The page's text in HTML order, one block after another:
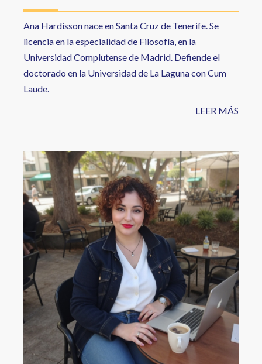
Ana Hardisson nace en Santa Cruz de Tenerife. Se
licencia en la especialidad de Filosofía, en la
Universidad Complutense de Madrid. Defiende el
doctorado en la Universidad de La Laguna con Cum
Laude.
LEER MÁS